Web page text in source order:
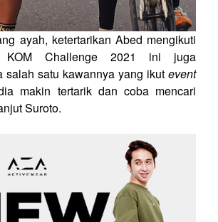
ayah, ketertarikan Abed mengikuti
KOM Challenge 2021 ini juga
salah satu kawannya yang ikut event
makin tertarik dan coba mencari
Suroto.